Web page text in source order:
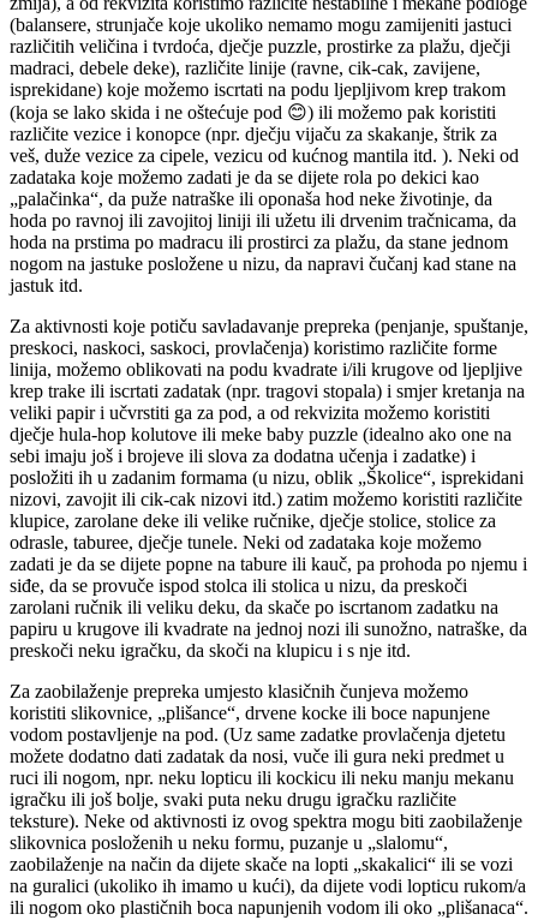
(balansere, strunjače koje ukoliko nemamo mogu zamijeniti jastuci
različitih veličina i tvrdoća, dječje puzzle, prostirke za plažu, dječji
madraci, debele deke), različite linije (ravne, cik-cak, zavijene,
isprekidane) koje možemo iscrtati na podu ljepljivom krep trakom
(koja se lako skida i ne oštećuje pod 😊) ili možemo pak koristiti
različite vezice i konopce (npr. dječju vijaču za skakanje, štrik za
veš, duže vezice za cipele, vezicu od kućnog mantila itd. ). Neki od
zadataka koje možemo zadati je da se dijete rola po dekici kao
„palačinka“, da puže natraške ili oponaša hod neke životinje, da
hoda po ravnoj ili zavojitoj liniji ili užetu ili drvenim tračnicama, da
hoda na prstima po madracu ili prostirci za plažu, da stane jednom
nogom na jastuke posložene u nizu, da napravi čučanj kad stane na
jastuk itd.
Za aktivnosti koje potiču savladavanje prepreka (penjanje, spuštanje,
preskoci, naskoci, saskoci, provlačenja) koristimo različite forme
linija, možemo oblikovati na podu kvadrate i/ili krugove od ljepljive
krep trake ili iscrtati zadatak (npr. tragovi stopala) i smjer kretanja na
veliki papir i učvrstiti ga za pod, a od rekvizita možemo koristiti
dječje hula-hop kolutove ili meke baby puzzle (idealno ako one na
sebi imaju još i brojeve ili slova za dodatna učenja i zadatke) i
posložiti ih u zadanim formama (u nizu, oblik „Školice“, isprekidani
nizovi, zavojit ili cik-cak nizovi itd.) zatim možemo koristiti različite
klupice, zarolane deke ili velike ručnike, dječje stolice, stolice za
odrasle, taburee, dječje tunele. Neki od zadataka koje možemo
zadati je da se dijete popne na tabure ili kauč, pa prohoda po njemu i
siđe, da se provuče ispod stolca ili stolica u nizu, da preskoči
zarolani ručnik ili veliku deku, da skače po iscrtanom zadatku na
papiru u krugove ili kvadrate na jednoj nozi ili sunožno, natraške, da
preskoči neku igračku, da skoči na klupicu i s nje itd.
Za zaobilaženje prepreka umjesto klasičnih čunjeva možemo
koristiti slikovnice, „plišance“, drvene kocke ili boce napunjene
vodom postavljenje na pod. (Uz same zadatke provlačenja djetetu
možete dodatno dati zadatak da nosi, vuče ili gura neki predmet u
ruci ili nogom, npr. neku lopticu ili kockicu ili neku manju mekanu
igračku ili još bolje, svaki puta neku drugu igračku različite
teksture). Neke od aktivnosti iz ovog spektra mogu biti zaobilaženje
slikovnica posloženih u neku formu, puzanje u „slalomu“,
zaobilaženje na način da dijete skače na lopti „skakalici“ ili se vozi
na guralici (ukoliko ih imamo u kući), da dijete vodi lopticu rukom/a
ili nogom oko plastičnih boca napunjenih vodom ili oko „plišanaca“.